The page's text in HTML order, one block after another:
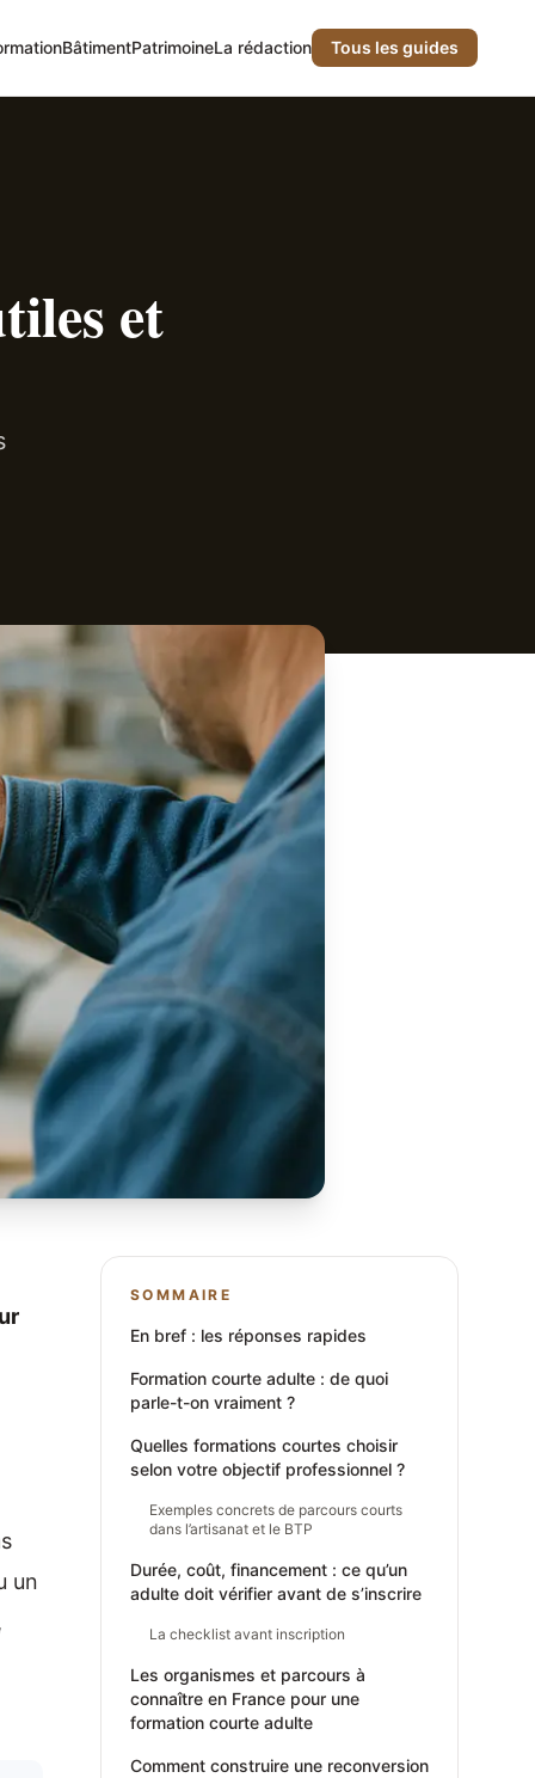
BâtimentPatrimoineLa rédaction Tous les guides
et
un
SOMMAIRE
En bref : les réponses rapides
Formation courte adulte : de quoi
parle-t-on vraiment ?
Quelles formations courtes choisir
selon votre objectif professionnel ?
Exemples concrets de parcours courts
dans l’artisanat et le BTP
Durée, coût, financement : ce qu’un
adulte doit vérifier avant de s’inscrire
La checklist avant inscription
Les organismes et parcours à
connaître en France pour une
formation courte adulte
Comment construire une reconversion